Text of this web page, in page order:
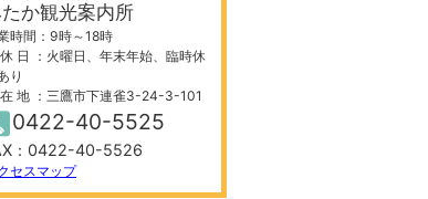
か観光案内所
時間：9時～18時
日 ：火曜日、年末年始、臨時休
り
地 ：三鷹市下連雀3-24-3-101
0422-40-5525
：0422-40-5526
セスマップ